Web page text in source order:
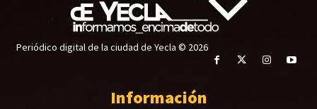
Periódico digital de la ciudad de Yecla © 2026
Información